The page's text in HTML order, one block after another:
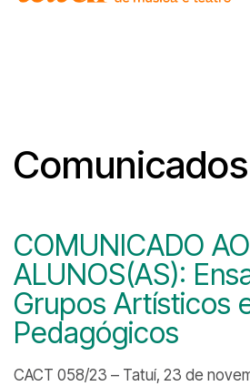
Comunicados
COMUNICADO
ALUNOS(AS):
Grupos Artísticos
Pedagógicos
CACT 058/23 – Tatuí, 23 de